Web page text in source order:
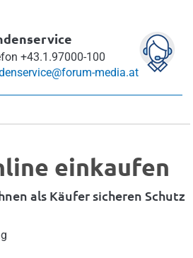
+43.1.97000-100
media.at
einkaufen
als Käufer sicheren Schutz